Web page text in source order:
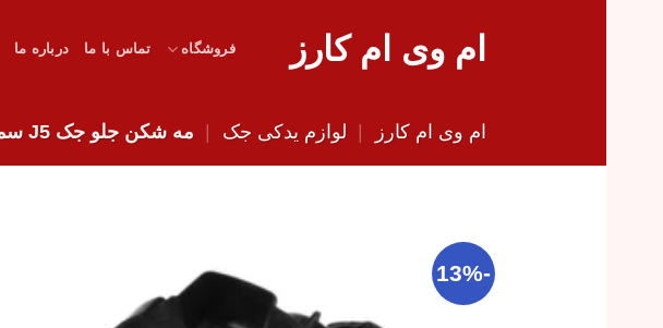
ام وی ام کارز فروشگاه تماس با ما درباره ما
ام وی ام کارز | لوازم یدکی جک | مه شکن جلو جک J5 سمت شاگرد
-13%